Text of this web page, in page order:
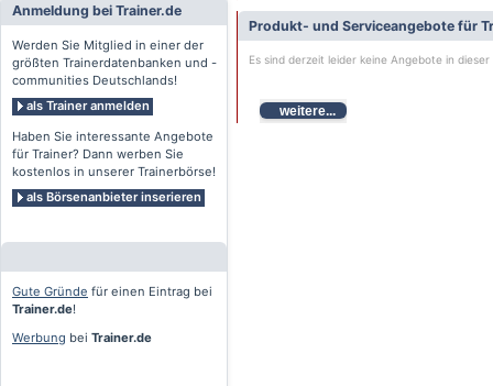
Anmeldung bei Trainer.de
Werden Sie Mitglied in einer der
größten Trainerdatenbanken und -
communities Deutschlands!
als Trainer anmelden
Haben Sie interessante Angebote
für Trainer? Dann werben Sie
kostenlos in unserer Trainerbörse!
als Börsenanbieter inserieren
Gute Gründe für einen Eintrag bei
Trainer.de!
Werbung bei Trainer.de
Produkt- und Serviceangebote für
Es sind derzeit leider keine Angebote in
weitere...